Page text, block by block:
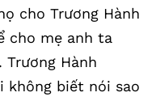
cho Trương Hành
cho mẹ anh ta
Hành
không biết nói sao